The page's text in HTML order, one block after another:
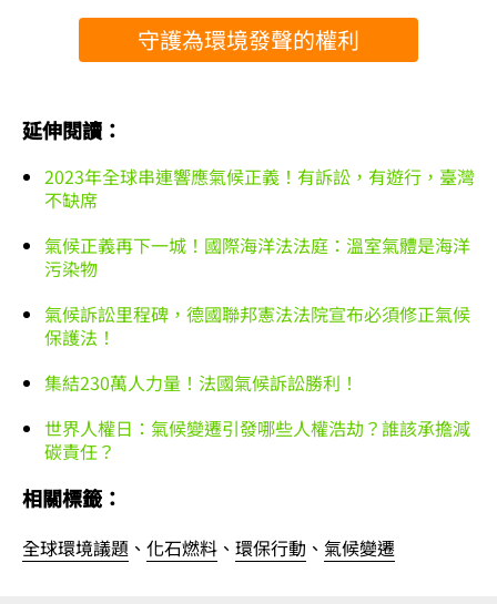
守護為環境發聲的權利
延伸閱讀：
2023年全球串連響應氣候正義！有訴訟，有遊行，臺灣
不缺席
氣候正義再下一城！國際海洋法法庭：溫室氣體是海洋
污染物
氣候訴訟里程碑，德國聯邦憲法法院宣布必須修正氣候
保護法！
集結230萬人力量！法國氣候訴訟勝利！
世界人權日：氣候變遷引發哪些人權浩劫？誰該承擔減
碳責任？
相關標籤：
全球環境議題 、 化石燃料 、 環保行動 、 氣候變遷